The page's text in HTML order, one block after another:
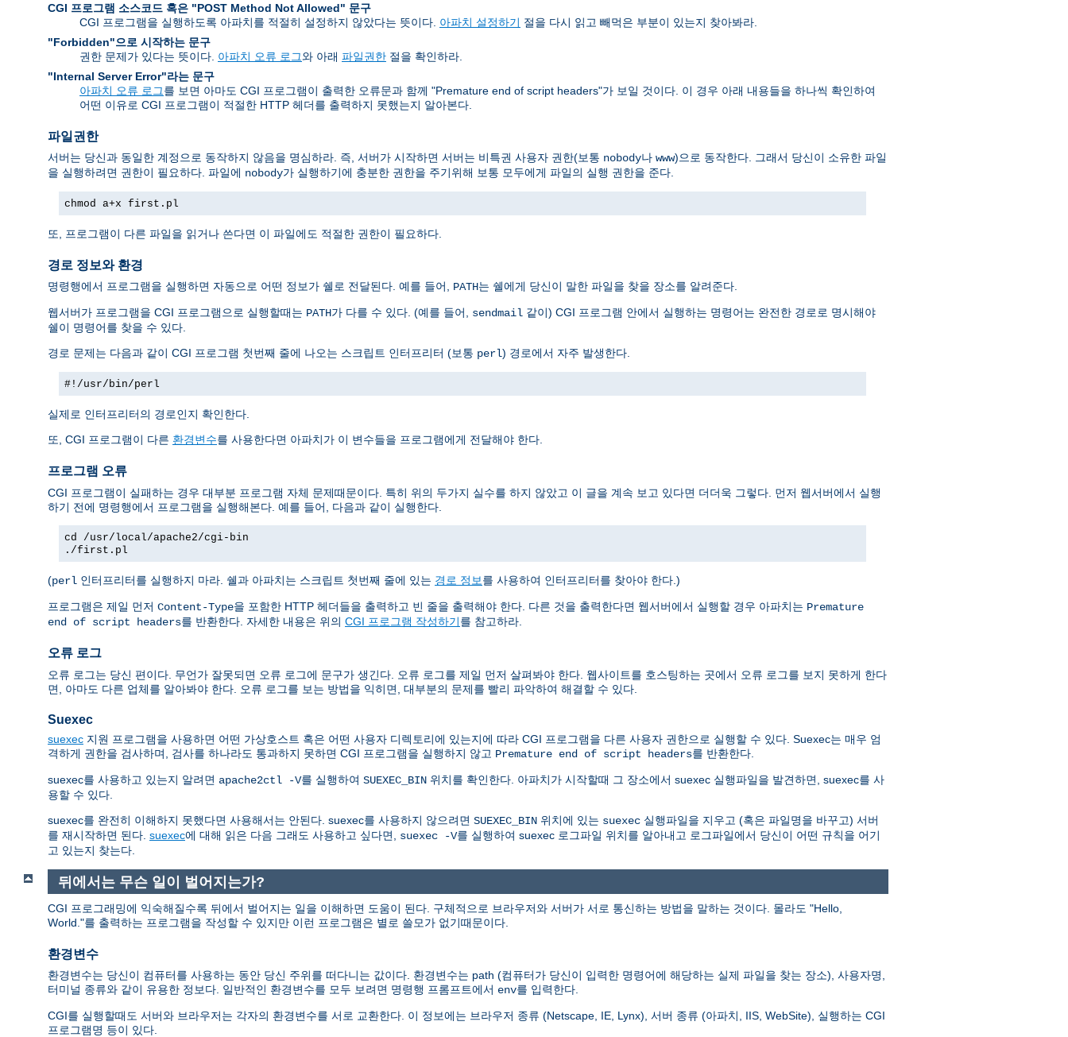
CGI 프로그램 소스코드 혹은 "POST Method Not Allowed" 문구
CGI 프로그램을 실행하도록 아파치를 적절히 설정하지 않았다는 뜻이다. 아파치 설정하기 절을 다시 읽고 빼먹은 부분이 있는지 찾아봐라.
"Forbidden"으로 시작하는 문구
권한 문제가 있다는 뜻이다. 아파치 오류 로그와 아래 파일권한 절을 확인하라.
"Internal Server Error"라는 문구
아파치 오류 로그를 보면 아마도 CGI 프로그램이 출력한 오류문과 함께 "Premature end of script headers"가 보일 것이다. 이 경우 아래 내용들을 하나씩 확인하여
어떤 이유로 CGI 프로그램이 적절한 HTTP 헤더를 출력하지 못했는지 알아본다.
파일권한
서버는 당신과 동일한 계정으로 동작하지 않음을 명심하라. 즉, 서버가 시작하면 서버는 비특권 사용자 권한(보통 nobody나 www)으로 동작한다. 그래서 당신이 소유한 파일
을 실행하려면 권한이 필요하다. 파일에 nobody가 실행하기에 충분한 권한을 주기위해 보통 모두에게 파일의 실행 권한을 준다.
chmod a+x first.pl
또, 프로그램이 다른 파일을 읽거나 쓴다면 이 파일에도 적절한 권한이 필요하다.
경로 정보와 환경
명령행에서 프로그램을 실행하면 자동으로 어떤 정보가 쉘로 전달된다. 예를 들어, PATH는 쉘에게 당신이 말한 파일을 찾을 장소를 알려준다.
웹서버가 프로그램을 CGI 프로그램으로 실행할때는 PATH가 다를 수 있다. (예를 들어, sendmail 같이) CGI 프로그램 안에서 실행하는 명령어는 완전한 경로로 명시해야
쉘이 명령어를 찾을 수 있다.
경로 문제는 다음과 같이 CGI 프로그램 첫번째 줄에 나오는 스크립트 인터프리터 (보통 perl) 경로에서 자주 발생한다.
#!/usr/bin/perl
실제로 인터프리터의 경로인지 확인한다.
또, CGI 프로그램이 다른 환경변수를 사용한다면 아파치가 이 변수들을 프로그램에게 전달해야 한다.
프로그램 오류
CGI 프로그램이 실패하는 경우 대부분 프로그램 자체 문제때문이다. 특히 위의 두가지 실수를 하지 않았고 이 글을 계속 보고 있다면 더더욱 그렇다. 먼저 웹서버에서 실행
하기 전에 명령행에서 프로그램을 실행해본다. 예를 들어, 다음과 같이 실행한다.
cd /usr/local/apache2/cgi-bin
./first.pl
(perl 인터프리터를 실행하지 마라. 쉘과 아파치는 스크립트 첫번째 줄에 있는 경로 정보를 사용하여 인터프리터를 찾아야 한다.)
프로그램은 제일 먼저 Content-Type을 포함한 HTTP 헤더들을 출력하고 빈 줄을 출력해야 한다. 다른 것을 출력한다면 웹서버에서 실행할 경우 아파치는 Premature
end of script headers를 반환한다. 자세한 내용은 위의 CGI 프로그램 작성하기를 참고하라.
오류 로그
오류 로그는 당신 편이다. 무언가 잘못되면 오류 로그에 문구가 생긴다. 오류 로그를 제일 먼저 살펴봐야 한다. 웹사이트를 호스팅하는 곳에서 오류 로그를 보지 못하게 한다
면, 아마도 다른 업체를 알아봐야 한다. 오류 로그를 보는 방법을 익히면, 대부분의 문제를 빨리 파악하여 해결할 수 있다.
Suexec
suexec 지원 프로그램을 사용하면 어떤 가상호스트 혹은 어떤 사용자 디렉토리에 있는지에 따라 CGI 프로그램을 다른 사용자 권한으로 실행할 수 있다. Suexec는 매우 엄
격하게 권한을 검사하며, 검사를 하나라도 통과하지 못하면 CGI 프로그램을 실행하지 않고 Premature end of script headers를 반환한다.
suexec를 사용하고 있는지 알려면 apache2ctl -V를 실행하여 SUEXEC_BIN 위치를 확인한다. 아파치가 시작할때 그 장소에서 suexec 실행파일을 발견하면, suexec를 사
용할 수 있다.
suexec를 완전히 이해하지 못했다면 사용해서는 안된다. suexec를 사용하지 않으려면 SUEXEC_BIN 위치에 있는 suexec 실행파일을 지우고 (혹은 파일명을 바꾸고) 서버
를 재시작하면 된다. suexec에 대해 읽은 다음 그래도 사용하고 싶다면, suexec -V를 실행하여 suexec 로그파일 위치를 알아내고 로그파일에서 당신이 어떤 규칙을 어기
고 있는지 찾는다.
뒤에서는 무슨 일이 벌어지는가?
CGI 프로그래밍에 익숙해질수록 뒤에서 벌어지는 일을 이해하면 도움이 된다. 구체적으로 브라우저와 서버가 서로 통신하는 방법을 말하는 것이다. 몰라도 "Hello,
World."를 출력하는 프로그램을 작성할 수 있지만 이런 프로그램은 별로 쓸모가 없기때문이다.
환경변수
환경변수는 당신이 컴퓨터를 사용하는 동안 당신 주위를 떠다니는 값이다. 환경변수는 path (컴퓨터가 당신이 입력한 명령어에 해당하는 실제 파일을 찾는 장소), 사용자명,
터미널 종류와 같이 유용한 정보다. 일반적인 환경변수를 모두 보려면 명령행 프롬프트에서 env를 입력한다.
CGI를 실행할때도 서버와 브라우저는 각자의 환경변수를 서로 교환한다. 이 정보에는 브라우저 종류 (Netscape, IE, Lynx), 서버 종류 (아파치, IIS, WebSite), 실행하는 CGI
프로그램명 등이 있다.